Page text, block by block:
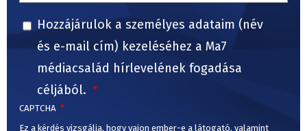
Hozzájárulok a személyes adataim (név
és e-mail cím) kezeléséhez a Ma7
médiacsalád hírlevelének fogadása
céljából.
CAPTCHA
Ez a kérdés vizsgálja, hogy vajon ember-e a látogató, valamint